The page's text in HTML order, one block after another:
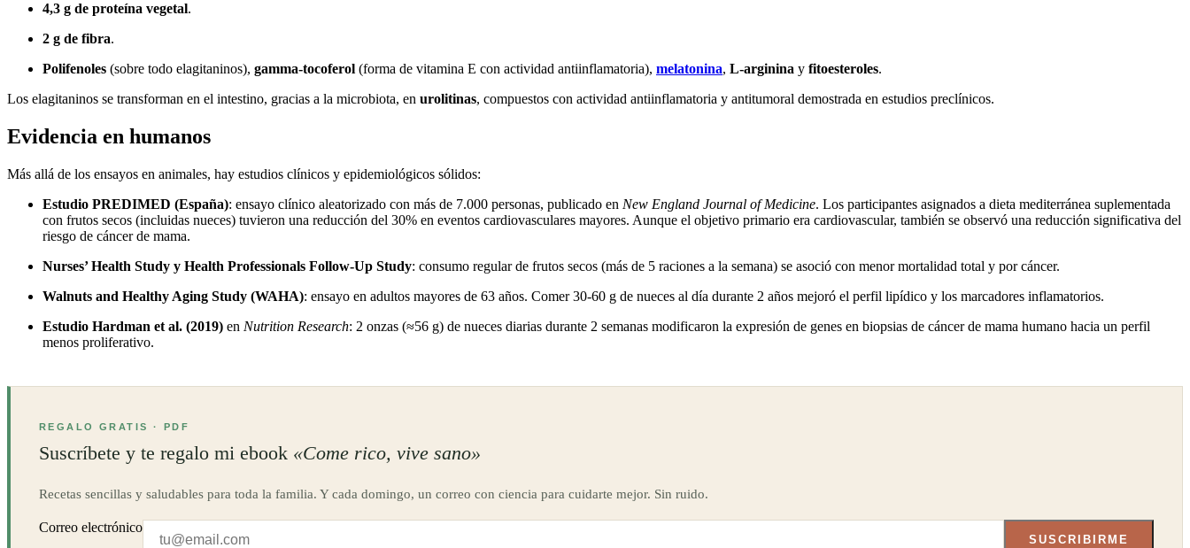
4,3 g de proteína vegetal.
2 g de fibra.
Polifenoles (sobre todo elagitaninos), gamma-tocoferol (forma de vitamina E con actividad antiinflamatoria), melatonina, L-arginina y fitoesteroles.
Los elagitaninos se transforman en el intestino, gracias a la microbiota, en urolitinas, compuestos con actividad antiinflamatoria y antitumoral demostrada en estudios preclínicos.
Evidencia en humanos
Más allá de los ensayos en animales, hay estudios clínicos y epidemiológicos sólidos:
Estudio PREDIMED (España): ensayo clínico aleatorizado con más de 7.000 personas, publicado en New England Journal of Medicine. Los participantes asignados a dieta mediterránea suplementada
con frutos secos (incluidas nueces) tuvieron una reducción del 30% en eventos cardiovasculares mayores. Aunque el objetivo primario era cardiovascular, también se observó una reducción significativa del
riesgo de cáncer de mama.
Nurses’ Health Study y Health Professionals Follow-Up Study: consumo regular de frutos secos (más de 5 raciones a la semana) se asoció con menor mortalidad total y por cáncer.
Walnuts and Healthy Aging Study (WAHA): ensayo en adultos mayores de 63 años. Comer 30-60 g de nueces al día durante 2 años mejoró el perfil lipídico y los marcadores inflamatorios.
Estudio Hardman et al. (2019) en Nutrition Research: 2 onzas (≈56 g) de nueces diarias durante 2 semanas modificaron la expresión de genes en biopsias de cáncer de mama humano hacia un perfil
menos proliferativo.
REGALO GRATIS · PDF
Suscríbete y te regalo mi ebook «Come rico, vive sano»
Recetas sencillas y saludables para toda la familia. Y cada domingo, un correo con ciencia para cuidarte mejor. Sin ruido.
Correo electrónico
SUSCRIBIRME